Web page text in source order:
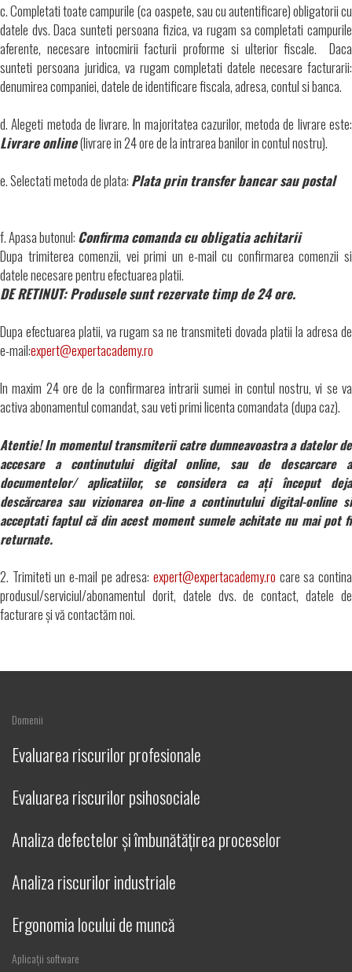
c. Completati toate campurile (ca oaspete, sau cu autentificare) obligatorii cu
datele dvs. Daca sunteti persoana fizica, va rugam sa completati campurile
aferente, necesare intocmirii facturii proforme si ulterior fiscale. Daca
sunteti persoana juridica, va rugam completati datele necesare facturarii:
denumirea companiei, datele de identificare fiscala, adresa, contul si banca.
d. Alegeti metoda de livrare. In majoritatea cazurilor, metoda de livrare este:
Livrare online(livrare in 24 ore de la intrarea banilor in contul nostru).
e. Selectati metoda de plata: Plata prin transfer bancar sau postal
f. Apasa butonul: Confirma comanda cu obligatia achitarii
Dupa trimiterea comenzii, vei primi un e-mail cu confirmarea comenzii si
datele necesare pentru efectuarea platii.
DE RETINUT: Produsele sunt rezervate timp de 24 ore.
Dupa efectuarea platii, va rugam sa ne transmiteti dovada platii la adresa de
e-mail:expert@expertacademy.ro
In maxim 24 ore de la confirmarea intrarii sumei in contul nostru, vi se va
activa abonamentul comandat, sau veti primi licenta comandata (dupa caz).
Atentie! In momentul transmiterii catre dumneavoastra a datelor de
accesare a continutului digital online, sau de descarcare a
documentelor/ aplicatiilor, se considera caați început deja
descărcarea sau vizionarea on-line a continutului digital-online si
acceptati faptul că din acest moment sumele achitate nu mai pot fi
returnate.
2. Trimiteti un e-mail pe adresa: expert@expertacademy.ro care sa contina
produsul/serviciul/abonamentul dorit, datele dvs. de contact, datele de
facturare și vă contactăm noi.
Domenii
Evaluarea riscurilor profesionale
Evaluarea riscurilor psihosociale
Analiza defectelor și îmbunătățirea proceselor
Analiza riscurilor industriale
Ergonomia locului de muncă
Aplicații software